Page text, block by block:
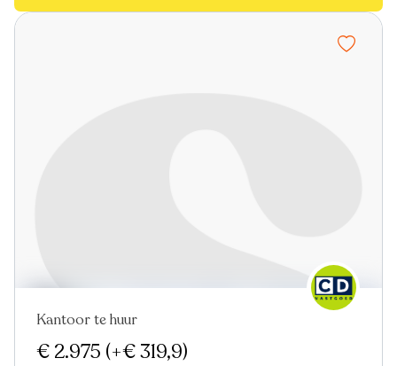
Nieuw
Kantoor te huur
€ 2.975 (+€ 319,9)